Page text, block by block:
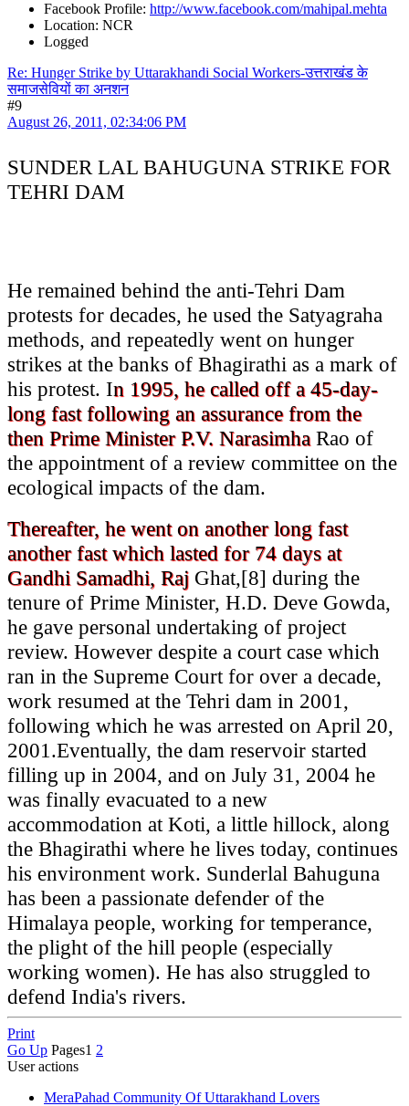
Facebook Profile: http://www.facebook.com/mahipal.mehta
Location: NCR
Logged
Re: Hunger Strike by Uttarakhandi Social Workers-उत्तराखंड के
समाजसेवियों का अनशन
#9
August 26, 2011, 02:34:06 PM
SUNDER LAL BAHUGUNA STRIKE FOR
TEHRI DAM
He remained behind the anti-Tehri Dam
protests for decades, he used the Satyagraha
methods, and repeatedly went on hunger
strikes at the banks of Bhagirathi as a mark of
his protest. In 1995, he called off a 45-day-
long fast following an assurance from the
then Prime Minister P.V. Narasimha Rao of
the appointment of a review committee on the
ecological impacts of the dam.
Thereafter, he went on another long fast
another fast which lasted for 74 days at
Gandhi Samadhi, Raj Ghat,[8] during the
tenure of Prime Minister, H.D. Deve Gowda,
he gave personal undertaking of project
review. However despite a court case which
ran in the Supreme Court for over a decade,
work resumed at the Tehri dam in 2001,
following which he was arrested on April 20,
2001.Eventually, the dam reservoir started
filling up in 2004, and on July 31, 2004 he
was finally evacuated to a new
accommodation at Koti, a little hillock, along
the Bhagirathi where he lives today, continues
his environment work. Sunderlal Bahuguna
has been a passionate defender of the
Himalaya people, working for temperance,
the plight of the hill people (especially
working women). He has also struggled to
defend India's rivers.
Print
Go Up Pages1 2
User actions
MeraPahad Community Of Uttarakhand Lovers